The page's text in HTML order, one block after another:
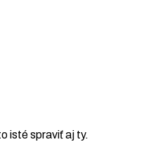
isté spraviť aj ty.